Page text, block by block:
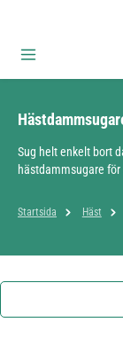
Sug helt enkelt bort
hästdammsugare
Startsida Häst